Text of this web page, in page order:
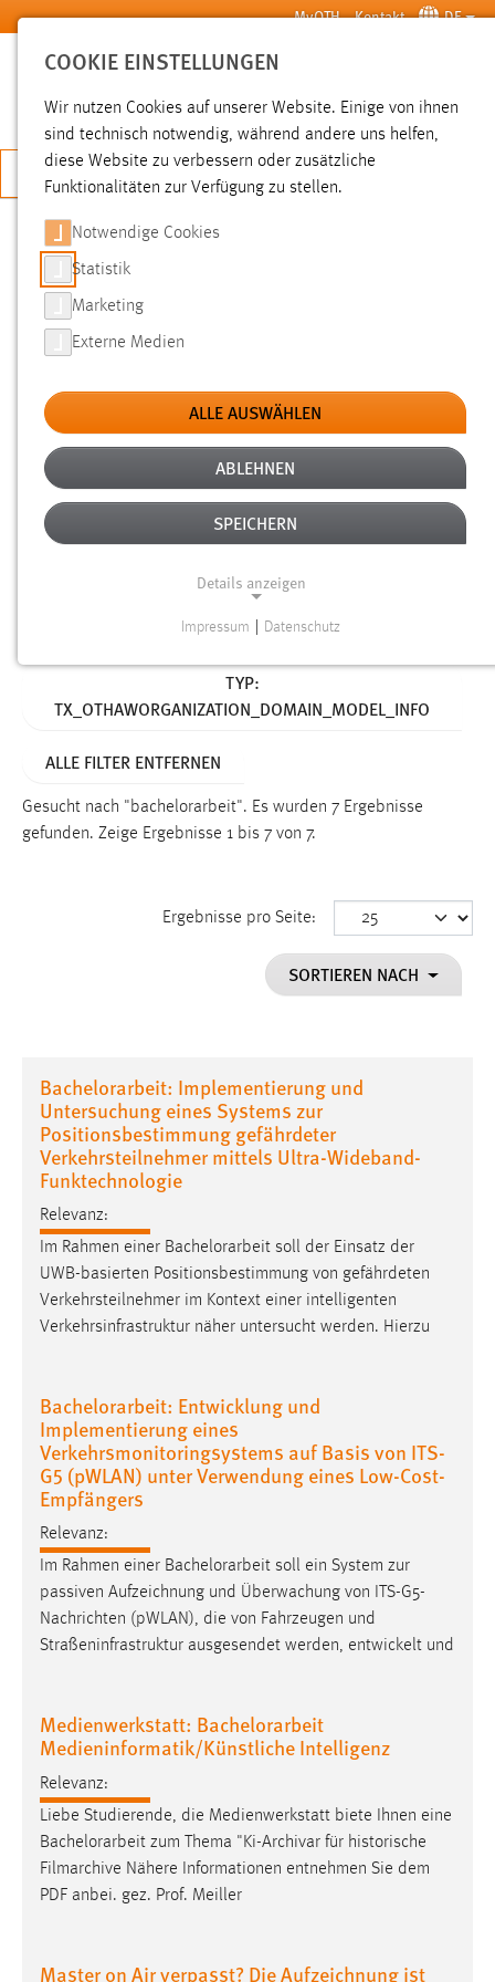
Zum Hauptinhalt springen MyOTH Kontakt DE
SUCHE
JETZT BEWERBEN
SUCHE
FILTER
Typ
Erstellungsdatum
Alter
TYP:
TX_OTHAWORGANIZATION_DOMAIN_MODEL_INFO
ALLE FILTER ENTFERNEN
Gesucht nach "bachelorarbeit". Es wurden 7 Ergebnisse
gefunden. Zeige Ergebnisse 1 bis 7 von 7.
Ergebnisse pro Seite:
SORTIEREN NACH
Bachelorarbeit: Implementierung und
Untersuchung eines Systems zur
Positionsbestimmung gefährdeter
Verkehrsteilnehmer mittels Ultra-Wideband-
Funktechnologie
Relevanz:
Im Rahmen einer Bachelorarbeit soll der Einsatz der
UWB-basierten Positionsbestimmung von gefährdeten
Verkehrsteilnehmer im Kontext einer intelligenten
Verkehrsinfrastruktur näher untersucht werden. Hierzu
Bachelorarbeit: Entwicklung und
Implementierung eines
Verkehrsmonitoringsystems auf Basis von ITS-
G5 (pWLAN) unter Verwendung eines Low-Cost-
Empfängers
Relevanz:
Im Rahmen einer Bachelorarbeit soll ein System zur
passiven Aufzeichnung und Überwachung von ITS-G5-
Nachrichten (pWLAN), die von Fahrzeugen und
Straßeninfrastruktur ausgesendet werden, entwickelt und
Medienwerkstatt: Bachelorarbeit
Medieninformatik/Künstliche Intelligenz
Relevanz:
Liebe Studierende, die Medienwerkstatt biete Ihnen eine
Bachelorarbeit zum Thema "Ki-Archivar für historische
Filmarchive Nähere Informationen entnehmen Sie dem
PDF anbei. gez. Prof. Meiller
Master on Air verpasst? Die Aufzeichnung ist
COOKIE EINSTELLUNGEN
Wir nutzen Cookies auf unserer Website. Einige von ihnen
sind technisch notwendig, während andere uns helfen,
diese Website zu verbessern oder zusätzliche
Funktionalitäten zur Verfügung zu stellen.
Notwendige Cookies
Statistik
Marketing
Externe Medien
ALLE AUSWÄHLEN
ABLEHNEN
SPEICHERN
Details anzeigen
Notwendige Cookies ermöglichen grundlegende
Funktionen und sind für die einwandfreie Funktion der
Name:
Dieser Cookie speichert die ausgewählten Einverständnis-
Performance
Name:
staticfilecache
Zweck:
gespeichert, ob man eingeloggt ist.
Sprachpräferenz
Zweck:
Das Cookie speichert die gewählte Sprache der Website.
Cookie Laufzeit:
30 Tage
Chat
Name:
MibewSessionID, MIBEW_UserID, mibew_locale, mibew-
chat-frame-style-5e9dbeb1811c0446
Wird benötigt um die Chatfunktion nutzen zu können.
Cookie Laufzeit:
MibewSessionID, mibew-chat-frame-style-
5e9dbeb1811c0446 = Sitzungslaufzeit, mibew_locale = 3
Jahre, MIBEW_UserID = 1 Jahr
Login
Impressum Datenschutz